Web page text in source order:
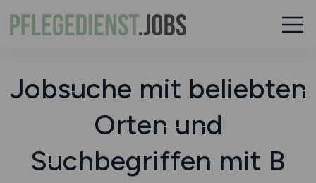
Jobsuche mit beliebten
Orten und
Suchbegriffen mit B